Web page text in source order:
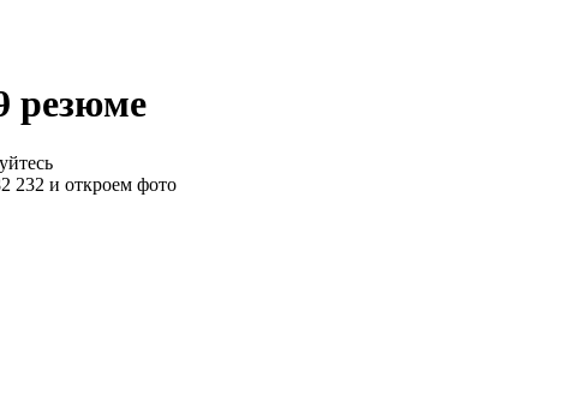
резюме
232 и откроем фото